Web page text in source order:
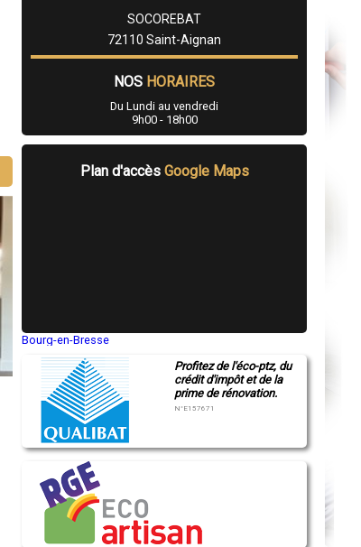
SOCOREBAT
72110 Saint-Aignan
NOS HORAIRES
Du Lundi au vendredi
9h00 - 18h00
Plan d'accès Google Maps
Bourg-en-Bresse
Montluçon
Manosque
Gap
Charleville-Mézières
Pamiers
Narbonne
Rodez
Marseille
Caen
Angoulême
Profitez de l'éco-ptz, du
crédit d'impôt et de la
prime de rénovation.
N°E157671